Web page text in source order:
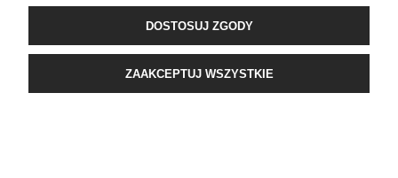
DOSTOSUJ ZGODY
ZAAKCEPTUJ WSZYSTKIE